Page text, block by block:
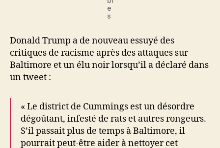
e
s
Donald Trump a de nouveau essuyé des
critiques de racisme après des attaques sur
Baltimore et un élu noir lorsqu’il a déclaré dans
un tweet :
« Le district de Cummings est un désordre
dégoûtant, infesté de rats et autres rongeurs.
S’il passait plus de temps à Baltimore, il
pourrait peut-être aider à nettoyer cet